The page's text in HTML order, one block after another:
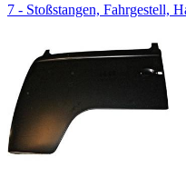
7 - Stoßstangen, Fahrgestell,